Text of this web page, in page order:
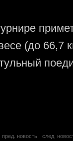
(до 66,7
пред. новость
след.